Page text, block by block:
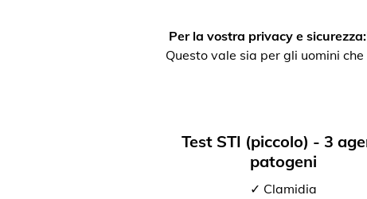
Per la vostra privacy e sicurezza:
Questo vale sia per gli uomini
Test STI (piccolo) - 3
patogeni
✓ Clamidia